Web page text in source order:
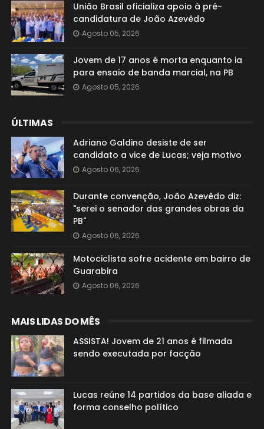
União Brasil oficializa apoio à pré-
candidatura de João Azevêdo
Agosto 05, 2026
Jovem de 17 anos é morta enquanto ia
para ensaio de banda marcial, na PB
Agosto 05, 2026
ÚLTIMAS
Adriano Galdino desiste de ser
candidato a vice de Lucas; veja motivo
Agosto 06, 2026
Durante convenção, João Azevêdo diz:
"serei o senador das grandes obras da
PB"
Agosto 06, 2026
Motociclista sofre acidente em bairro de
Guarabira
Agosto 06, 2026
MAIS LIDAS DO MÊS
ASSISTA! Jovem de 21 anos é filmada
sendo executada por facção
Lucas reúne 14 partidos da base aliada e
forma conselho político